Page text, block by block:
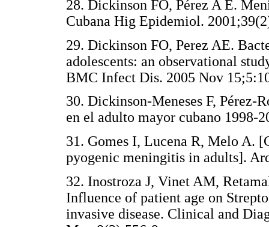
28. Dickinson FO, Pérez A E.
Cubana Hig Epidemiol.
29. Dickinson FO, Perez AE.
adolescents: an observational
BMC Infect Dis. 2005 Nov
30. Dickinson-Meneses F, Pérez-
en el adulto mayor cubano 1998-
31. Gomes I, Lucena R, Melo A.
pyogenic meningitis in adults].
32. Inostroza J, Vinet AM,
Influence of patient age on
invasive disease. Clinical and